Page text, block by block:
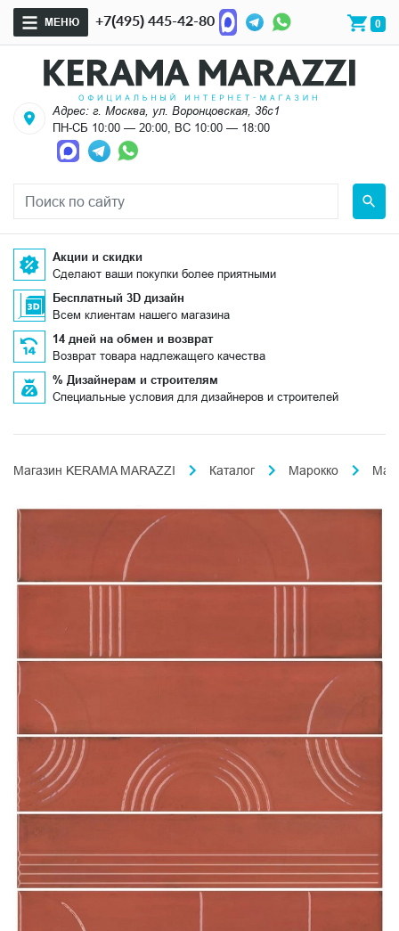
МЕНЮ +7(495) 445-42-80 0
Адрес: г. Москва, ул. Воронцовская, 36с1
ПН-СБ 10:00 — 20:00, ВС 10:00 — 18:00
Акции и скидки
Сделают ваши покупки более приятными
Бесплатный 3D дизайн
Всем клиентам нашего магазина
14 дней на обмен и возврат
Возврат товара надлежащего качества
% Дизайнерам и строителям
Специальные условия для дизайнеров и строителей
Магазин KERAMA MARAZZI Каталог Марокко